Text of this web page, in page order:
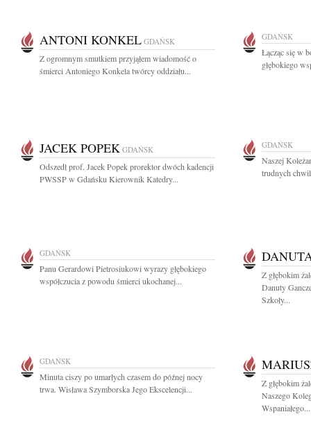
ANTONI KONKEL GDAŃSK
Z ogromnym smutkiem przyjąłem wiadomość o
śmierci Antoniego Konkela twórcy oddziału...
GDAŃSK
Łącząc się w
głębokiego
JACEK POPEK GDAŃSK
Odszedł prof. Jacek Popek prorektor dwóch kadencji
PWSSP w Gdańsku Kierownik Katedry...
GDAŃSK
Naszej
trudnych
GDAŃSK
Panu Gerardowi Pietrosiukowi wyrazy głębokiego
współczucia z powodu śmierci ukochanej...
Z głębokim
Danuty
Szkoły...
GDAŃSK
Minuta ciszy po umarłych czasem do późnej nocy
trwa. Wisława Szymborska Jego Ekscelencji...
Z głębokim
Naszego
Wspaniałego...